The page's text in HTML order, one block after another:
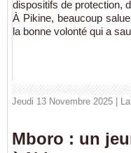
dispositifs de protection,
À Pikine, beaucoup
la bonne volonté qui a
Jeudi 13 Novembre 2025 |
Mboro : un